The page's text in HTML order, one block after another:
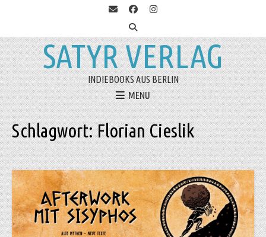
SATYR VERLAG
INDIEBOOKS AUS BERLIN
MENU
Schlagwort:Florian Cieslik